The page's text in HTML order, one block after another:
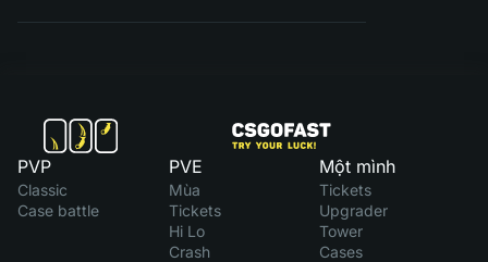
PVP
Classic
Case battle
PVE
Mùa
Tickets
Hi Lo
Crash
Một mình
Tickets
Upgrader
Tower
Cases